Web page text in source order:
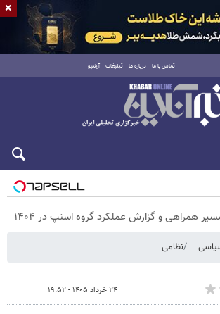
تماس با ما درباره ما تبلیغات آرشیو
شنبه ۱۷ مرداد ۱۴۰۵
همراهی و گزارش عملکرد گروه اسنپ در ۱۴۰۴
نظامی
۲۴ خرداد ۱۴۰۵ - ۱۹:۵۲
×